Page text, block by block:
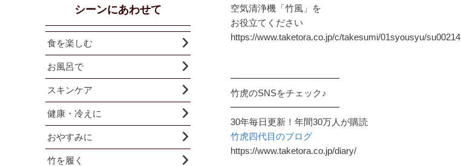
空気清浄機「竹風」を
お役立てください
https://www.taketora.co.jp/c/takesumi/01syousyu/su00214
━━━━━━━━━━━━
竹虎のSNSをチェック♪
━━━━━━━━━━━━
30年毎日更新！年間30万人が購読
竹虎四代目のブログ
https://www.taketora.co.jp/diary/
シーンにあわせて
食を楽しむ
お風呂で
スキンケア
健康・冷えに
おやすみに
竹を履く